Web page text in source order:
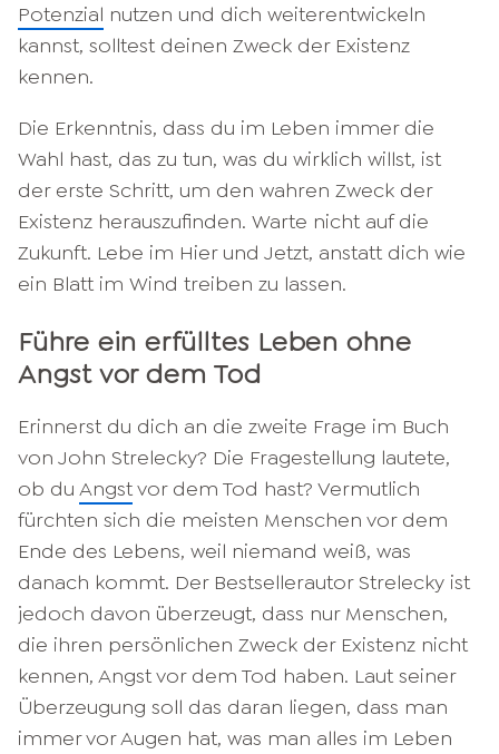
Potenzial nutzen und dich weiterentwickeln
kannst, solltest deinen Zweck der Existenz
kennen.
Die Erkenntnis, dass du im Leben immer die
Wahl hast, das zu tun, was du wirklich willst, ist
der erste Schritt, um den wahren Zweck der
Existenz herauszufinden. Warte nicht auf die
Zukunft. Lebe im Hier und Jetzt, anstatt dich wie
ein Blatt im Wind treiben zu lassen.
Führe ein erfülltes Leben ohne
Angst vor dem Tod
Erinnerst du dich an die zweite Frage im Buch
von John Strelecky? Die Fragestellung lautete,
ob du Angstvor dem Tod hast? Vermutlich
fürchten sich die meisten Menschen vor dem
Ende des Lebens, weil niemand weiß, was
danach kommt. Der Bestsellerautor Strelecky ist
jedoch davon überzeugt, dass nur Menschen,
die ihren persönlichen Zweck der Existenz nicht
kennen, Angst vor dem Tod haben. Laut seiner
Überzeugung soll das daran liegen, dass man
immer vor Augen hat, was man alles im Leben